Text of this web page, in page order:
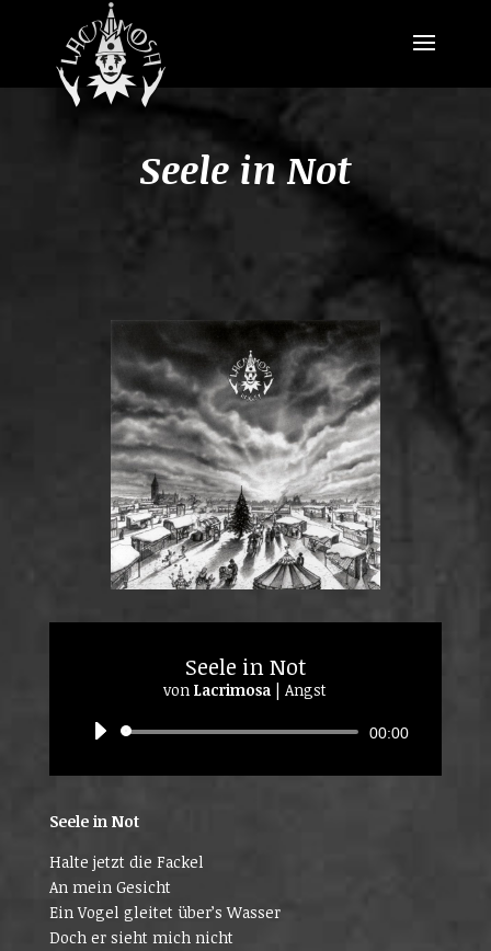
Seele in Not
Seele in Not
vonLacrimosa |Angst
Audio-
00:00
Seele in Not
Halte jetzt die Fackel
An mein Gesicht
Ein Vogel gleitet über’s Wasser
Doch er sieht mich nicht